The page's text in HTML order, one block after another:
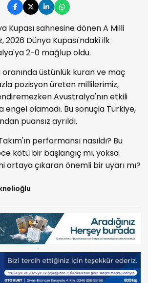
Kupası sahnesine dönen A Milli
2026 Dünya Kupası'ndaki ilk
2-0 mağlup oldu.
üstünlük kuran ve maç
pozisyon üreten millilerimiz,
Avustralya'nın etkili
engel olamadı. Bu sonuçla Türkiye,
puansız ayrıldı.
performansı nasıldı? Bu
kötü bir başlangıç mı, yoksa
ortaya çıkaran önemli bir uyarı mı?